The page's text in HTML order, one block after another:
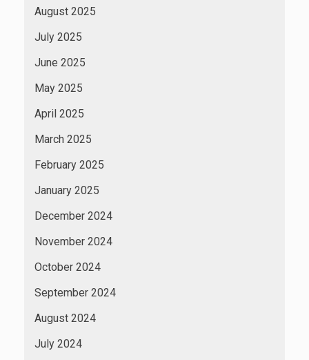
August 2025
July 2025
June 2025
May 2025
April 2025
March 2025
February 2025
January 2025
December 2024
November 2024
October 2024
September 2024
August 2024
July 2024